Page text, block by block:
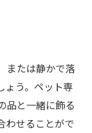
または静かで落
ょう。ペット専
品と一緒に飾る
わせることがで